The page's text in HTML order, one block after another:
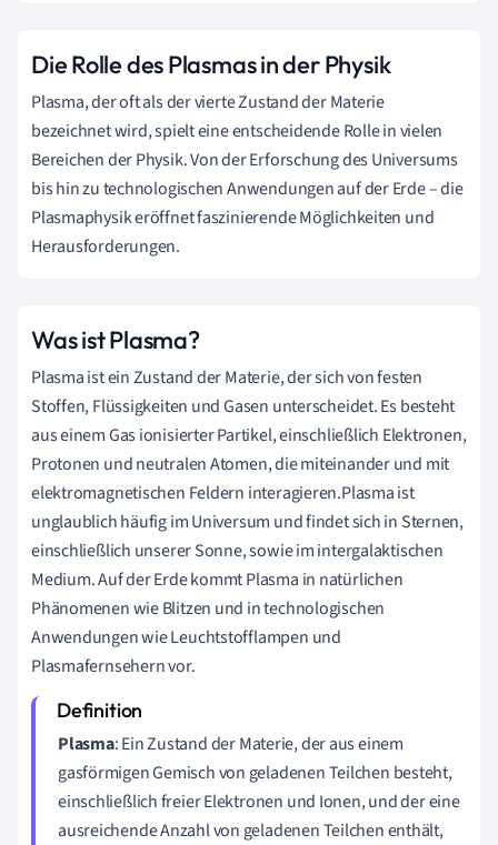
Die Rolle des Plasmas in der Physik
Plasma, der oft als der vierte Zustand der Materie
bezeichnet wird, spielt eine entscheidende Rolle in vielen
Bereichen der Physik. Von der Erforschung des Universums
bis hin zu technologischen Anwendungen auf der Erde – die
Plasmaphysik eröffnet faszinierende Möglichkeiten und
Herausforderungen.
Was ist Plasma?
Plasma ist ein Zustand der Materie, der sich von festen
Stoffen, Flüssigkeiten und Gasen unterscheidet. Es besteht
aus einem Gas ionisierter Partikel, einschließlich Elektronen,
Protonen und neutralen Atomen, die miteinander und mit
elektromagnetischen Feldern interagieren.Plasma ist
unglaublich häufig im Universum und findet sich in Sternen,
einschließlich unserer Sonne, sowie im intergalaktischen
Medium. Auf der Erde kommt Plasma in natürlichen
Phänomenen wie Blitzen und in technologischen
Anwendungen wie Leuchtstofflampen und
Plasmafernsehern vor.
Plasma: Ein Zustand der Materie, der aus einem
gasförmigen Gemisch von geladenen Teilchen besteht,
einschließlich freier Elektronen und Ionen, und der eine
ausreichende Anzahl von geladenen Teilchen enthält,